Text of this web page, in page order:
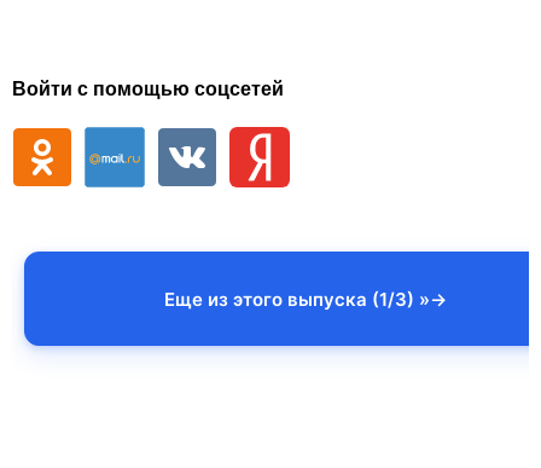
Войти с помощью соцсетей
Еще из этого выпуска (1/3) »